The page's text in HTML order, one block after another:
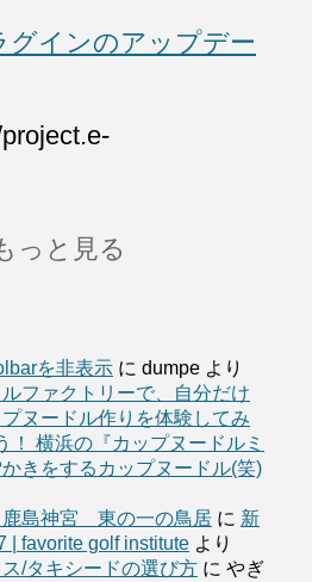
グインのアップデー
project.e-
っと見る
を非表示 に dumpe より
ファクトリーで、自分だけ
ヌードル作りを体験してみ
！ 横浜の『カップヌードルミ
きをするカップヌードル(笑)
鹿島神宮 東の一の鳥居 に 新
| favorite golf institute より
/タキシードの選び方 に やぎ